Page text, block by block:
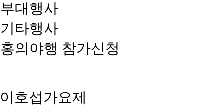
부대행사
기타행사
홍의야행 참가신청
이호섭가요제